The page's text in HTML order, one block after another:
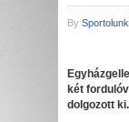
By
két
dolgozott ki.